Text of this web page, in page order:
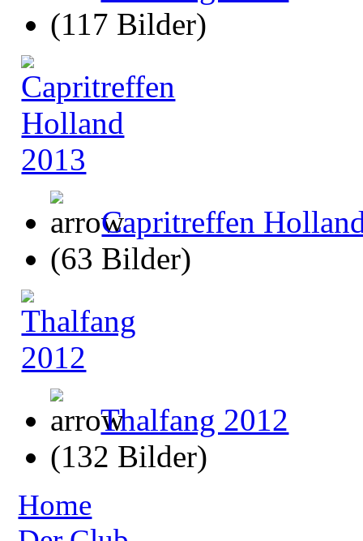
(117 Bilder)
Capritreffen
(63 Bilder)
Thalfang 2012
(132 Bilder)
Home